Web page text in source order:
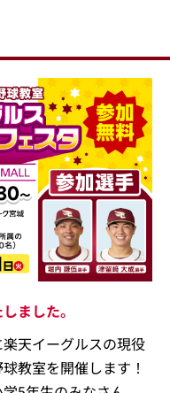
ました。
天イーグルスの現役
教室を開催します！